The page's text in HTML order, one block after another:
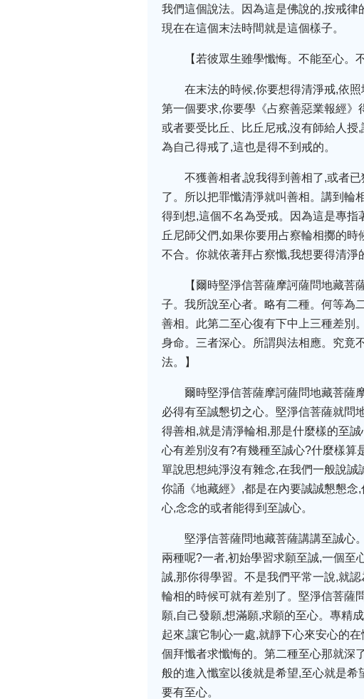
我們這個說法。因為這是佛說的,按戒
現在在這個末法時間就是這個樣子。
【若彼眾生雖學懺悔。不能至心。
在末法的時候,你要想得清淨戒,依
第一個要求,你要學《占察善惡業報經
或者要受比丘、比丘尼戒,沒有師給人
為自己得戒了,這也是得不到戒的。
不獲善相者,說我得到善相了,或者
了。所以把罪懺清淨就叫善相。講到輪
得到想,這個不名為受戒。因為這是專
丘尼師父們,如果你要用占察輪相擲的
不合。你就依著拜占察懺,我想要得清淨
【爾時堅淨信菩薩摩訶薩問地藏
子。我所說至心者。略有二種。何等為
善相。此第二至心復有下中上三種差別
身命。三者深心。所謂與法相應。究竟
法。】
爾時堅淨信菩薩摩訶薩問地藏菩薩
必得有至誠懇切之心。堅淨信菩薩就問
得善相,就是清淨輪相,那是什麼樣的至
心有差別沒有?有幾種至誠心?什麼樣算
單說思想純淨沒有雜念,在我們一般說
你誦《地藏經》,都是在內要誠誠懇懇
心,念念的或者能得到至誠心。
堅淨信菩薩問地藏菩薩講講至誠心
兩種呢?一者,初始學習求願至誠,一個至
誠,那你得學習。不是我們平常一說,就
輪相的時候可就有差別了。堅淨信菩薩
願,自己發願,想滿願,求願的至心。專精
起來,讓它制心一處,就靜下心來安心的
個拜懺者求懺悔的。第二種至心那就深
般的進入懺室以後就是希望,至心就是
要有至心。